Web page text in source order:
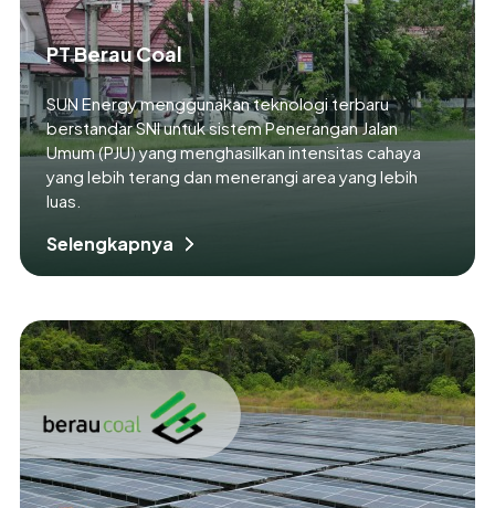
PT Berau Coal
SUN Energy menggunakan teknologi terbaru
berstandar SNI untuk sistem Penerangan Jalan
Umum (PJU) yang menghasilkan intensitas cahaya
yang lebih terang dan menerangi area yang lebih
luas.
Selengkapnya